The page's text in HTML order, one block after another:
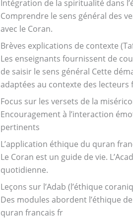
Intégration de la spiritualité dans
Comprendre le sens général des
avec le Coran.
Brèves explications de contexte
Les enseignants fournissent de
de saisir le sens général Cette
adaptées au contexte des lecteurs
Focus sur les versets de la
Encouragement à l’interaction
pertinents
L’application éthique du quran
Le Coran est un guide de vie.
quotidienne.
Leçons sur l’Adab (l’éthique
Des modules abordent l’éthique
quran francais fr